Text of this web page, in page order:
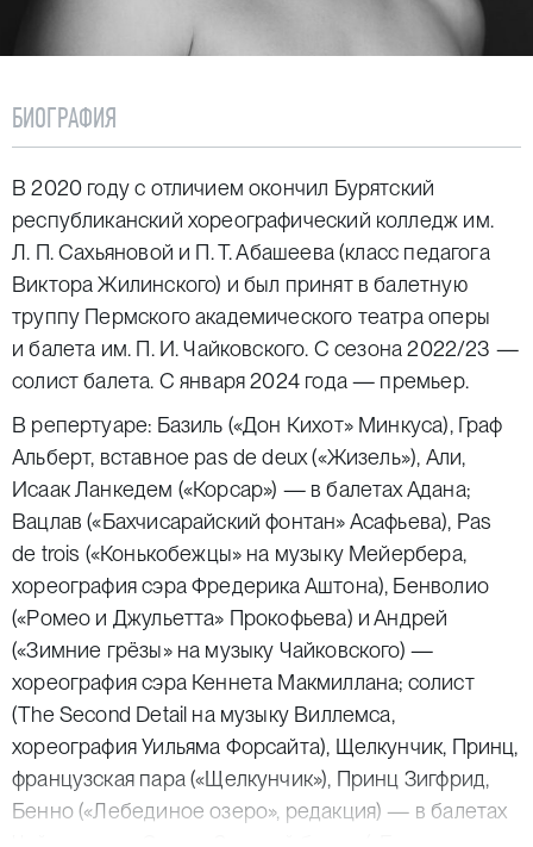
БИОГРАФИЯ
В 2020 году с отличием окончил Бурятский
республиканский хореографический колледж им.
Л. П. Сахьяновой и П. Т. Абашеева (класс педагога
Виктора Жилинского) и был принят в балетную
труппу Пермского академического театра оперы
и балета им. П. И. Чайковского. С сезона 2022/23 —
солист балета. С января 2024 года — премьер.
В репертуаре: Базиль («Дон Кихот» Минкуса), Граф
Альберт, вставное pas de deux («Жизель»), Али,
Исаак Ланкедем («Корсар») — в балетах Адана;
Вацлав («Бахчисарайский фонтан» Асафьева), Pas
de trois («Конькобежцы» на музыку Мейербера,
хореография сэра Фредерика Аштона), Бенволио
(«Ромео и Джульетта» Прокофьева) и Андрей
(«Зимние грёзы» на музыку Чайковского) —
хореография сэра Кеннета Макмиллана; солист
(The Second Detail на музыку Виллемса,
хореография Уильяма Форсайта), Щелкунчик, Принц,
французская пара («Щелкунчик»), Принц Зигфрид,
Бенно («Лебединое озеро», редакция) — в балетах